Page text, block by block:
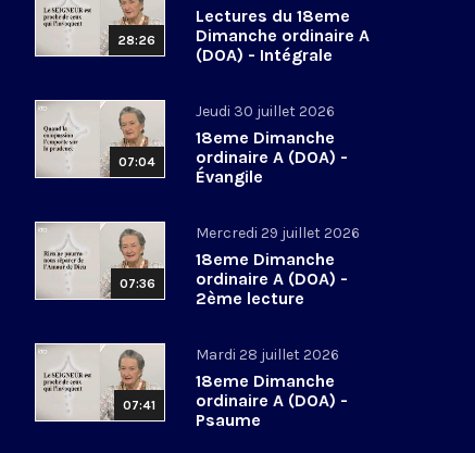
28:26
Lectures du 18eme
Dimanche ordinaire A
(DOA) - Intégrale
07:04
Jeudi 30 juillet 2026
18eme Dimanche
ordinaire A (DOA) -
Évangile
07:36
Mercredi 29 juillet 2026
18eme Dimanche
ordinaire A (DOA) -
2ème lecture
07:41
Mardi 28 juillet 2026
18eme Dimanche
ordinaire A (DOA) -
Psaume